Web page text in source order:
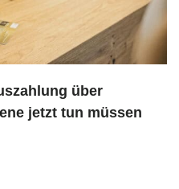
über
jetzt tun müssen